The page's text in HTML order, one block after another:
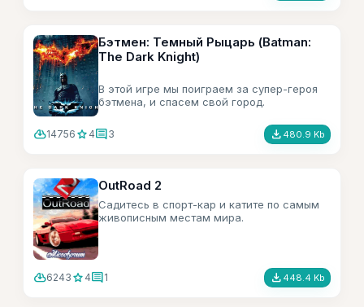
Бэтмен: Темный Рыцарь (Batman:
The Dark Knight)
В этой игре мы поиграем за супер-героя
бэтмена, и спасем свой город.
cloud_download14756 star 4comment3 file_download 480.9 Kb
OutRoad 2
Садитесь в спорт-кар и катите по самым
живописным местам мира.
cloud_download6243 star 4comment1 file_download 448.4 Kb